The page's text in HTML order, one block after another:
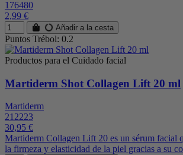
176480
2,99 €
Añadir a la cesta
Puntos Trébol: 0.2
Productos para el Cuidado facial
Martiderm Shot Collagen Lift 20 ml
Martiderm
212223
30,95 €
Martiderm Collagen Lift 20 es un sérum facial
la firmeza y elasticidad de la piel gracias a su